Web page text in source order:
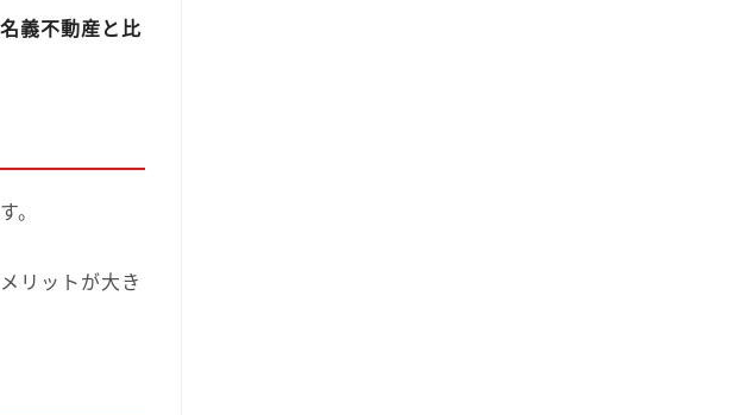
義不動産と比
。
リットが大き